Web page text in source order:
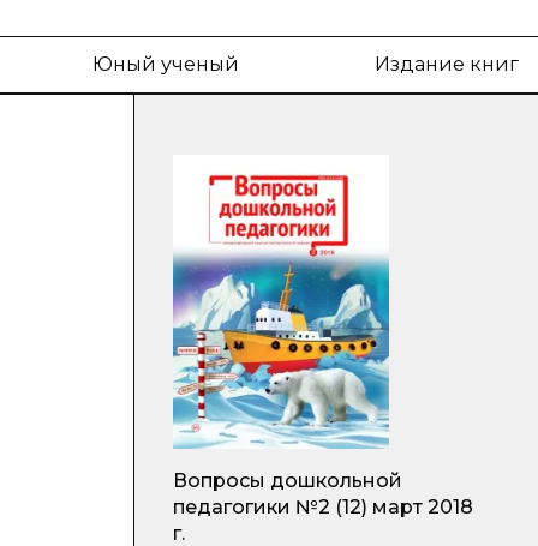
Юный ученый Издание книг
Вопросы дошкольной
педагогики №2 (12) март 2018
г.